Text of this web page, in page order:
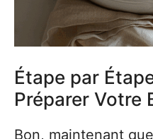
Étape par
Préparer Votre
Bon, maintenant